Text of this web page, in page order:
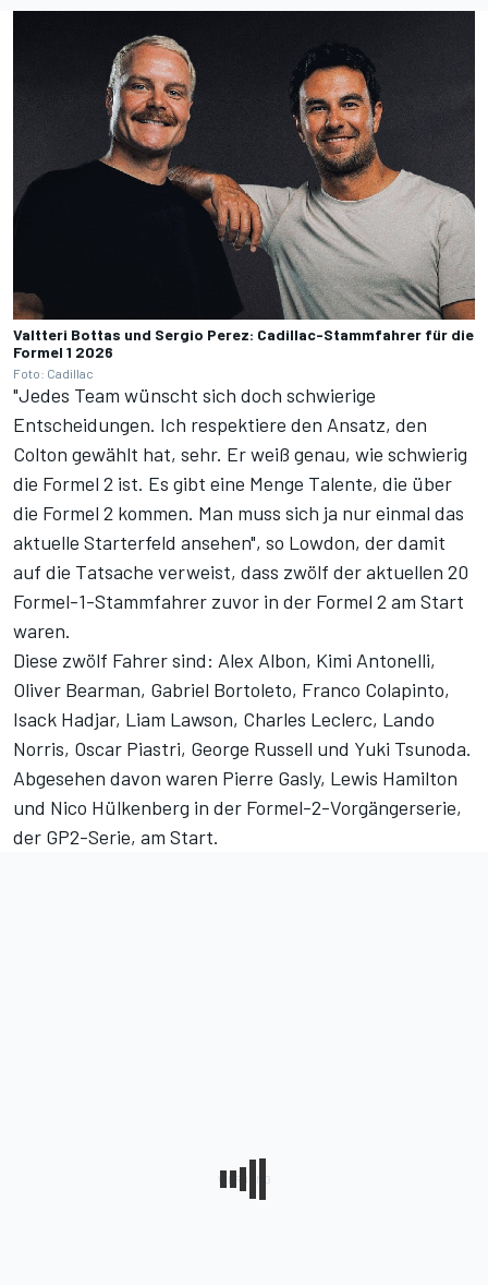
Valtteri Bottas und Sergio Perez: Cadillac-Stammfahrer für die
Formel 1 2026
Foto: Cadillac
"Jedes Team wünscht sich doch schwierige
Entscheidungen. Ich respektiere den Ansatz, den
Colton gewählt hat, sehr. Er weiß genau, wie schwierig
die Formel 2 ist. Es gibt eine Menge Talente, die über
die Formel 2 kommen. Man muss sich ja nur einmal das
aktuelle Starterfeld ansehen", so Lowdon, der damit
auf die Tatsache verweist, dass zwölf der aktuellen 20
Formel-1-Stammfahrer zuvor in der Formel 2 am Start
waren.
Diese zwölf Fahrer sind: Alex Albon, Kimi Antonelli,
Oliver Bearman, Gabriel Bortoleto, Franco Colapinto,
Isack Hadjar, Liam Lawson, Charles Leclerc, Lando
Norris, Oscar Piastri, George Russell und Yuki Tsunoda.
Abgesehen davon waren Pierre Gasly, Lewis Hamilton
und Nico Hülkenberg in der Formel-2-Vorgängerserie,
der GP2-Serie, am Start.